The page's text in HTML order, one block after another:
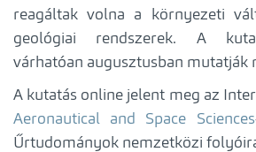
reagáltak volna a környezeti
geológiai rendszerek. A
várhatóan augusztusban mutatják
A kutatás online jelent meg az
Aeronautical and Space Sciences
Űrtudományok nemzetközi